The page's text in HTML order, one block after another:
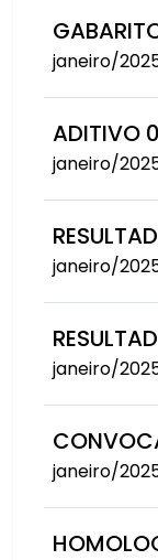
janeiro/
ADITIVO
janeiro/
janeiro/
janeiro/
janeiro/